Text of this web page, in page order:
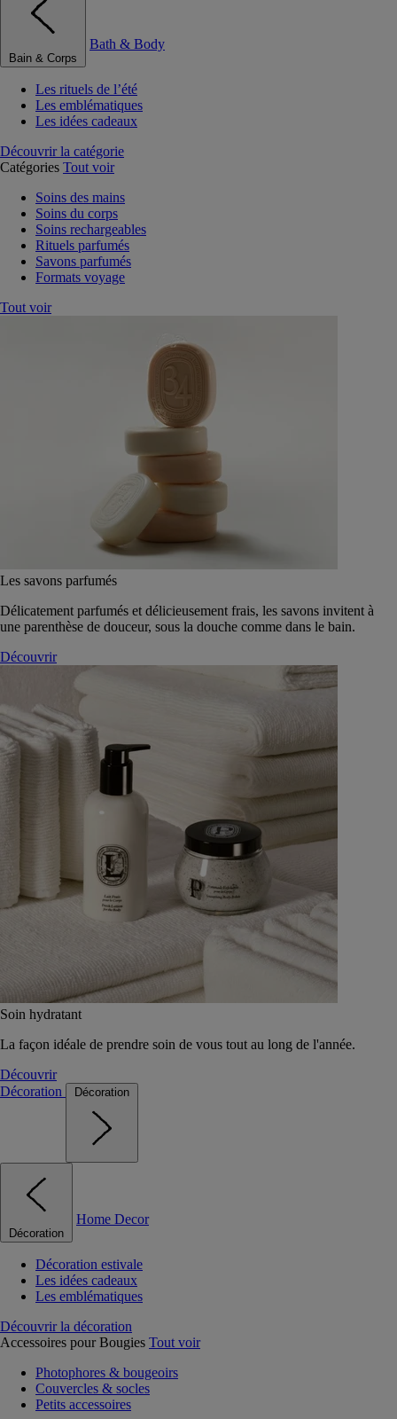
Bain & Corps
Bath & Body
Les rituels de l’été
Les emblématiques
Les idées cadeaux
Découvrir la catégorie
Catégories Tout voir
Soins des mains
Soins du corps
Soins rechargeables
Rituels parfumés
Savons parfumés
Formats voyage
Tout voir
Les savons parfumés
Délicatement parfumés et délicieusement frais, les savons invitent à
une parenthèse de douceur, sous la douche comme dans le bain.
Découvrir
Soin hydratant
La façon idéale de prendre soin de vous tout au long de l'année.
Découvrir
Décoration
Décoration
Décoration
Home Decor
Décoration estivale
Les idées cadeaux
Les emblématiques
Découvrir la décoration
Accessoires pour Bougies Tout voir
Photophores & bougeoirs
Couvercles & socles
Petits accessoires